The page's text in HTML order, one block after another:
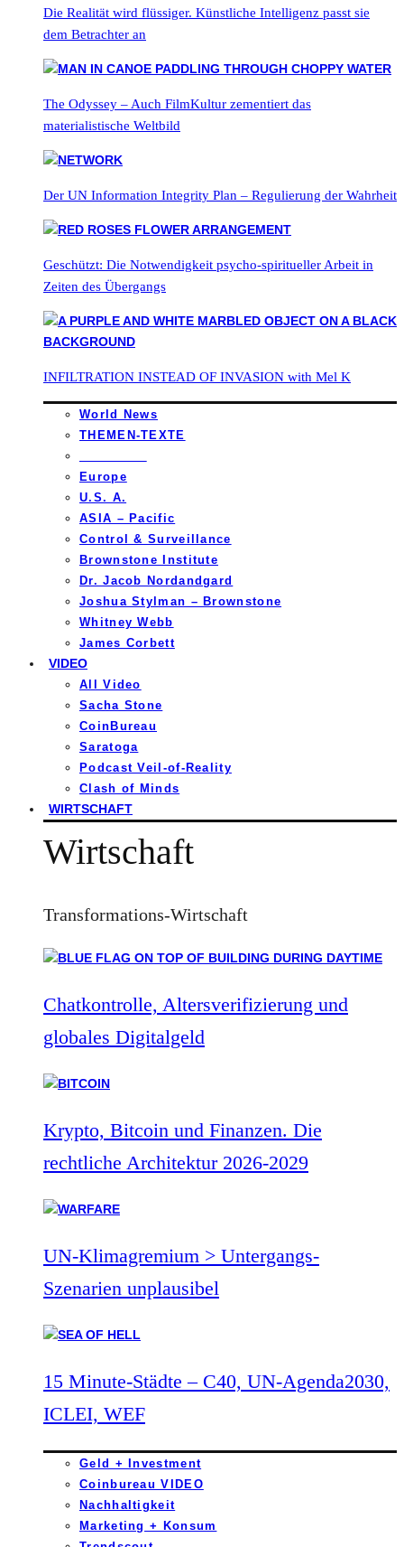
Die Realität wird flüssiger. Künstliche Intelligenz passt sie
dem Betrachter an
The Odyssey – Auch FilmKultur zementiert das
materialistische Weltbild
Der UN Information Integrity Plan – Regulierung der Wahrheit
Geschützt: Die Notwendigkeit psycho-spiritueller Arbeit in
Zeiten des Übergangs
INFILTRATION INSTEAD OF INVASION with Mel K
World News
THEMEN-TEXTE
Europe
U.S. A.
ASIA – Pacific
Control & Surveillance
Brownstone Institute
Dr. Jacob Nordandgard
Joshua Stylman – Brownstone
Whitney Webb
James Corbett
VIDEO
All Video
Sacha Stone
CoinBureau
Saratoga
Podcast Veil-of-Reality
Clash of Minds
WIRTSCHAFT
Wirtschaft
Transformations-Wirtschaft
Chatkontrolle, Altersverifizierung und
globales Digitalgeld
Krypto, Bitcoin und Finanzen. Die
rechtliche Architektur 2026-2029
UN-Klimagremium > Untergangs-
Szenarien unplausibel
15 Minute-Städte – C40, UN-Agenda2030,
ICLEI, WEF
Geld + Investment
Coinbureau VIDEO
Nachhaltigkeit
Marketing + Konsum